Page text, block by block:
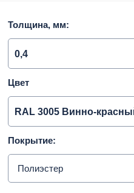
Толщина, мм:
0,4
Цвет
RAL 3005 Винно-
Покрытие:
Полиэстер